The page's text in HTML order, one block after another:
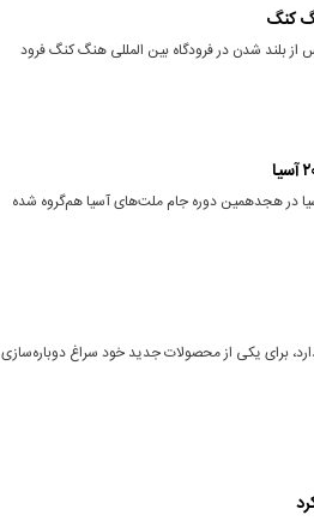
بلند شدن در فرودگاه بین المللی هنگ کنگ فرود
حریف از شرق آسیا در هجدهمین دوره جام ملت‌های آسیا هم‌گروه شده
برای یکی از محصولات جدید خود سراغ دوباره‌سازی